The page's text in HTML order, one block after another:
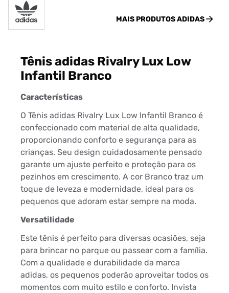
MAIS PRODUTOSADIDAS
Tênis adidas Rivalry Lux Low
Infantil Branco
Características
O Tênis adidas Rivalry Lux Low Infantil Branco é
confeccionado com material de alta qualidade,
proporcionando conforto e segurança para as
crianças. Seu design cuidadosamente pensado
garante um ajuste perfeito e proteção para os
pezinhos em crescimento. A cor Branco traz um
toque de leveza e modernidade, ideal para os
pequenos que adoram estar sempre na moda.
Versatilidade
Este tênis é perfeito para diversas ocasiões, seja
para brincar no parque ou passear com a família.
Com a qualidade e durabilidade da marca
adidas, os pequenos poderão aproveitar todos os
momentos com muito estilo e conforto. Invista